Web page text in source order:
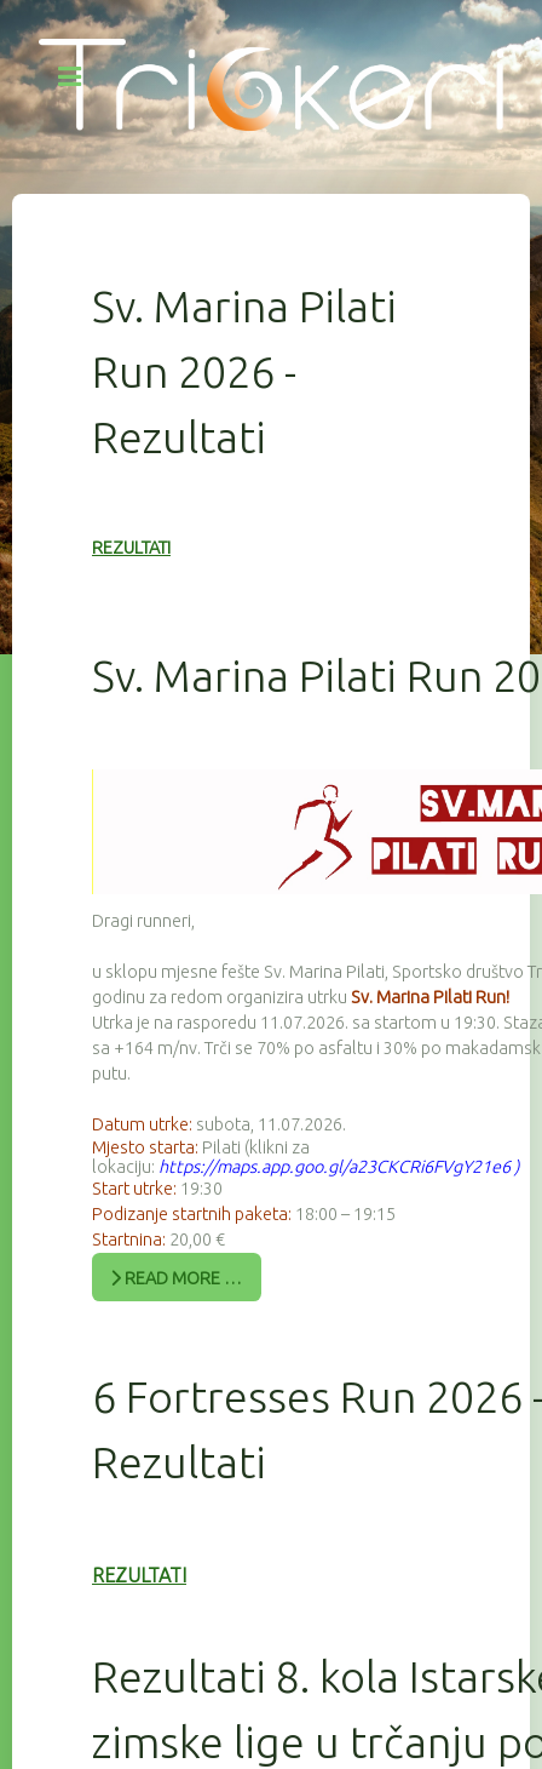
Sv. Marina Pilati
Run 2026 -
Rezultati
REZULTATI
Sv. Marina Pilati Run
Dragi runneri,
u sklopu mjesne fešte Sv. Marina Pilati, Sportsko društvo
godinu za redom organizira utrku Sv. Marina Pilati Run!
Utrka je na rasporedu 11.07.2026. sa startom u 19:30.
sa +164 m/nv. Trči se 70% po asfaltu i 30% po
putu.
Datum utrke: subota, 11.07.2026.
Mjesto starta: Pilati (klikni za
lokaciju: https://maps.app.goo.gl/a23CKCRi6FVgY21e6)
Start utrke: 19:30
Podizanje startnih paketa: 18:00 – 19:15
Startnina: 20,00 €
READ MORE …
6 Fortresses Run 2026
Rezultati
REZULTATI
Rezultati 8. kola
zimske lige u trčanju